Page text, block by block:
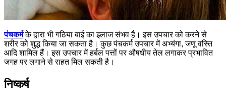
पंचकर्मके द्वारा भी गठिया बाई का इलाज संभव है। इस उपचार को करने से
शरीर को शुद्ध किया जा सकता है। कुछ पंचकर्म उपचार में अभ्यंगा, जणू वस्ति
आदि शामिल हैं। इस उपचार में हर्बल पत्तों पर औषधीय तेल लगाकर प्रभावित
जगह पर लगाने से राहत मिल सकती है।
निष्कर्ष